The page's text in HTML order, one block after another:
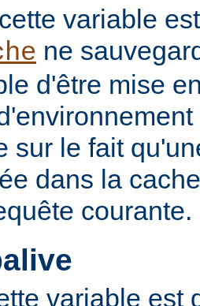
variable
ne
d'être mise
sur le fait
dans la
courante.
variable est